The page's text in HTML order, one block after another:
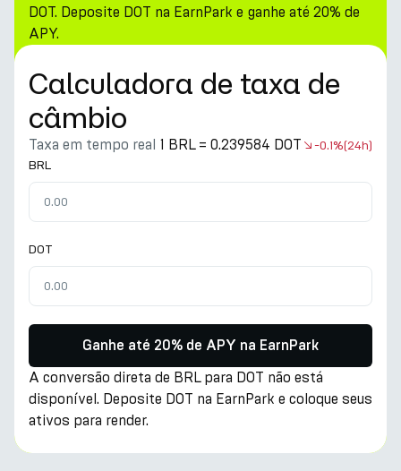
DOT. Deposite DOT na EarnPark e ganhe até 20% de
APY.
Calculadora de taxa de
câmbio
Taxa em tempo real 1 BRL = 0.239584 DOT -0.1%(24h)
BRL
DOT
Ganhe até 20% de APY na EarnPark
A conversão direta de BRL para DOT não está
disponível. Deposite DOT na EarnPark e coloque seus
ativos para render.